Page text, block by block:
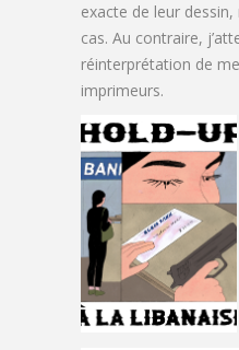
exacte de leur dessin,
cas. Au contraire,
réinterprétation de
imprimeurs.